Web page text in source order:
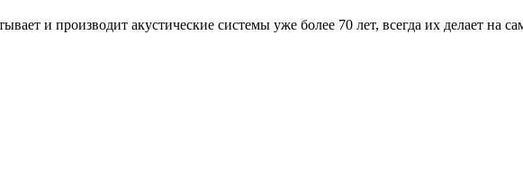
и производит акустические системы уже более 70 лет, всегда их делает на